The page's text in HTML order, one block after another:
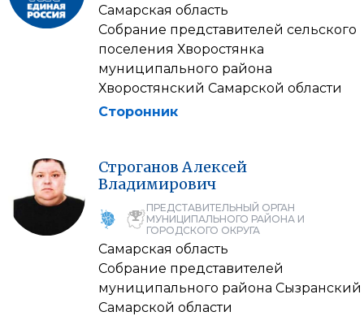
Самарская область
Собрание представителей сельского
поселения Хворостянка
муниципального района
Хворостянский Самарской области
Сторонник
Строганов Алексей
Владимирович
ПРЕДСТАВИТЕЛЬНЫЙ ОРГАН
МУНИЦИПАЛЬНОГО РАЙОНА И
ГОРОДСКОГО ОКРУГА
Самарская область
Собрание представителей
муниципального района Сызранский
Самарской области